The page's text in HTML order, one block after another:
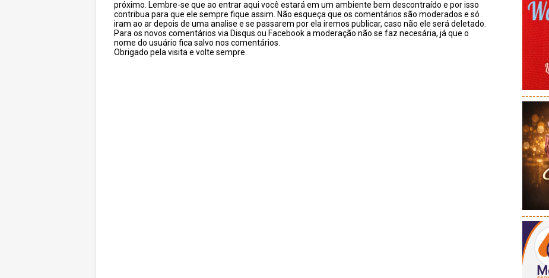
próximo. Lembre-se que ao entrar aqui você estará em um ambiente bem descontraído e por isso
contribua para que ele sempre fique assim. Não esqueça que os comentários são moderados e só
iram ao ar depois de uma analise e se passarem por ela iremos publicar, caso não ele será deletado.
Para os novos comentários via Disqus ou Facebook a moderação não se faz necesária, já que o
nome do usuário fica salvo nos comentários.
Obrigado pela visita e volte sempre.